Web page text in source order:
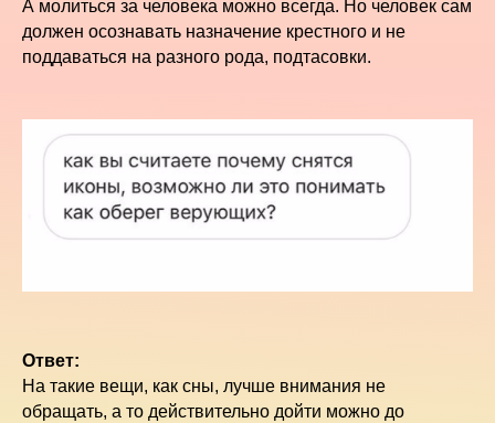
А молиться за человека можно всегда. Но человек сам
должен осознавать назначение крестного и не
поддаваться на разного рода, подтасовки.
Ответ:
На такие вещи, как сны, лучше внимания не
обращать, а то действительно дойти можно до